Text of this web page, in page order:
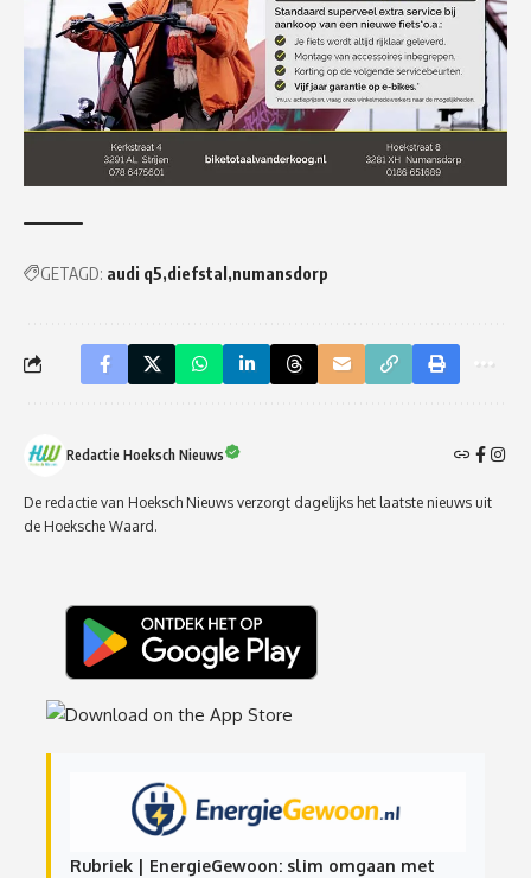
GETAGD: audi q5 diefstal numansdorp
Redactie Hoeksch Nieuws
De redactie van Hoeksch Nieuws verzorgt dagelijks het laatste nieuws uit
de Hoeksche Waard.
Rubriek | EnergieGewoon: slim omgaan met